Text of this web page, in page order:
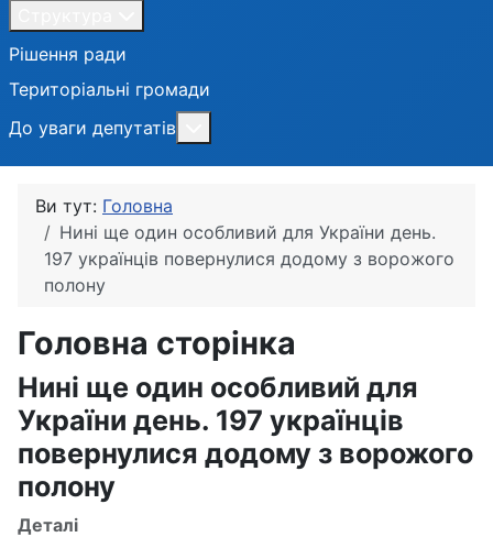
Рішення ради
Територіальні громади
До уваги депутатів
Ви тут: Головна
Нині ще один особливий для України день.
197 українців повернулися додому з ворожого
полону
Головна сторінка
Нині ще один особливий для
України день. 197 українців
повернулися додому з ворожого
полону
Деталі